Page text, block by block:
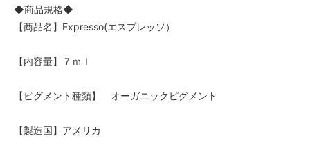
◆商品規格◆
【商品名】Expresso(エスプレッソ）
【内容量】７ｍｌ
【ピグメント種類】 オーガニックピグメント
【製造国】アメリカ